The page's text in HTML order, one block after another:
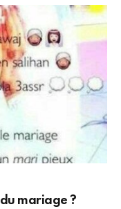
mariage ?